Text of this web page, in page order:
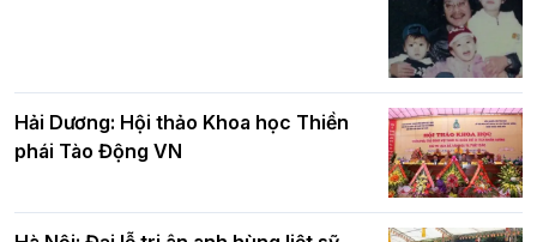
Hải Dương: Hội thảo Khoa học Thiền
phái Tào Động VN